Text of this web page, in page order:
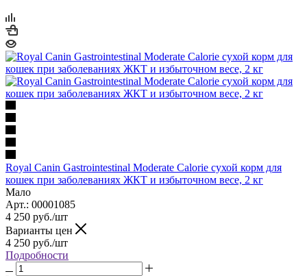
Royal Canin Gastrointestinal Moderate Calorie сухой корм для
кошек при заболеваниях ЖКТ и избыточном весе, 2 кг
Мало
Арт.: 00001085
4 250 руб./шт
Варианты цен
4 250 руб./шт
Подробности